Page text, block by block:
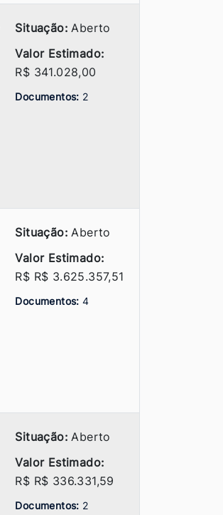
Situação:Aberto
Valor Estimado:
R$ 341.028,00
Documentos: 2
Situação:Aberto
Valor Estimado:
R$ R$ 3.625.357,51
Documentos:4
Situação:Aberto
Valor Estimado:
R$ R$ 336.331,59
Documentos: 2